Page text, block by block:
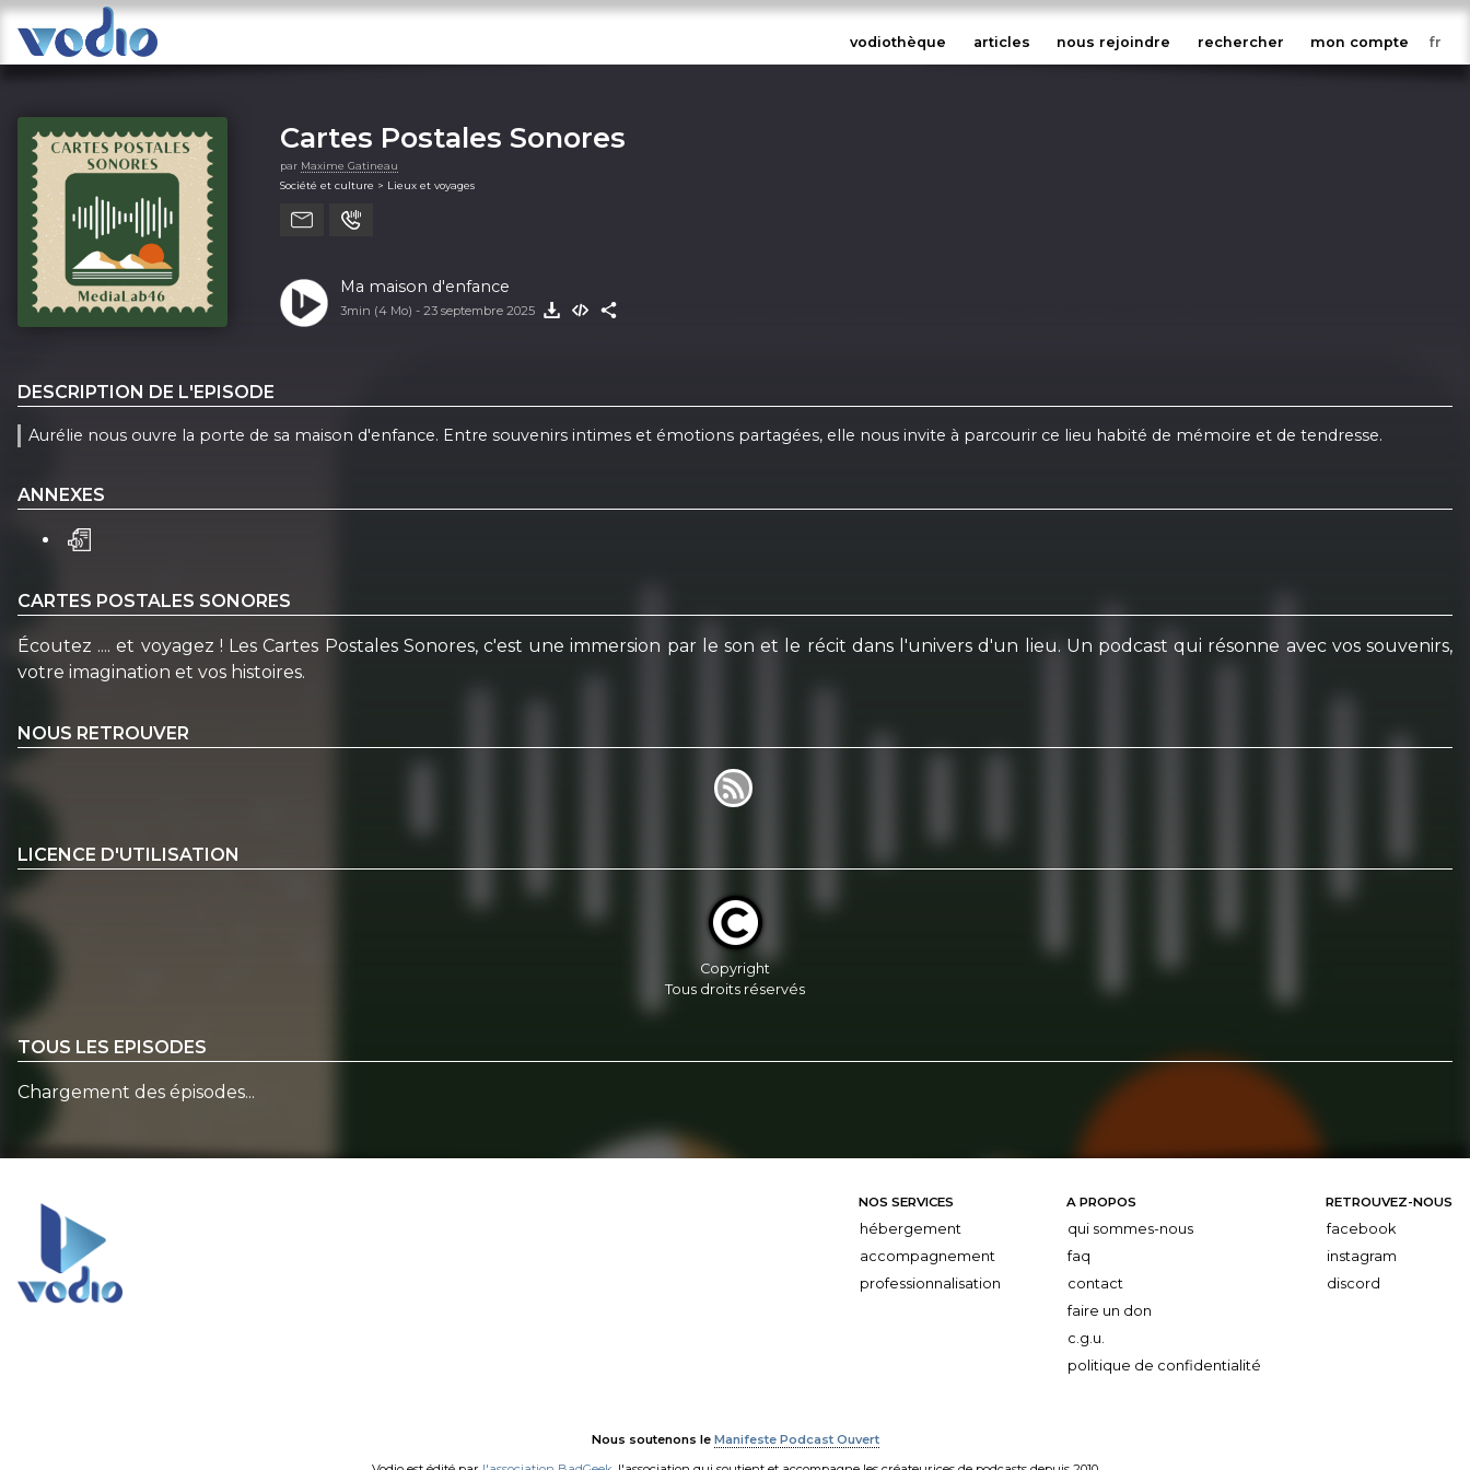
vodiothèque articles nous rejoindre rechercher mon compte
Cartes Postales Sonores
par Maxime Gatineau
Société et culture > Lieux et voyages
Ma maison d'enfance
3min (4 Mo) - 23 septembre 2025
DESCRIPTION DE L'EPISODE
Aurélie nous ouvre la porte de sa maison d'enfance. Entre souvenirs intimes et émotions partagées, elle nous invite à parcourir ce lieu habité de mémoire et de tendresse.
ANNEXES
CARTES POSTALES SONORES
Écoutez .... et voyagez ! Les Cartes Postales Sonores, c'est une immersion par le son et le récit dans l'univers d'un lieu. Un podcast qui résonne avec vos souvenirs,
votre imagination et vos histoires.
NOUS RETROUVER
LICENCE D'UTILISATION
Copyright
Tous droits réservés
TOUS LES EPISODES
Chargement des épisodes...
NOS SERVICES
hébergement
accompagnement
professionnalisation
A PROPOS
qui sommes-nous
faq
contact
faire un don
c.g.u.
politique de confidentialité
RETROUVEZ-NOUS
facebook
instagram
discord
Nous soutenons le Manifeste Podcast Ouvert